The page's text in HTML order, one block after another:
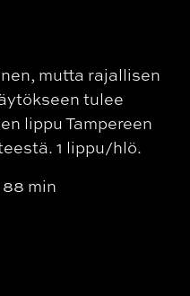
mutta rajallisen
tulee
lippu Tampereen
1 lippu/hlö.
min